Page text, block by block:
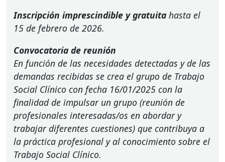
Inscripción imprescindible y gratuita hasta el
15 de febrero de 2026.
Convocatoria de reunión
En función de las necesidades detectadas y de las
demandas recibidas se crea el grupo de Trabajo
Social Clínico con fecha 16/01/2025 con la
finalidad de impulsar un grupo (reunión de
profesionales interesadas/os en abordar y
trabajar diferentes cuestiones) que contribuya a
la práctica profesional y al conocimiento sobre el
Trabajo Social Clínico.